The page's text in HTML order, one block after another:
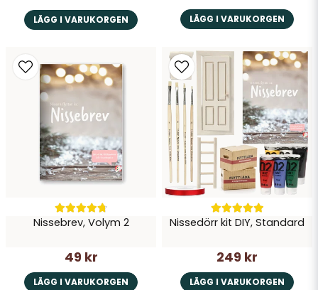
LÄGG I VARUKORGEN LÄGG I VARUKORGEN
Nissebrev, Volym 2
49 kr
LÄGG I VARUKORGEN
Nissedörr kit DIY, Standard
249 kr
LÄGG I VARUKORGEN